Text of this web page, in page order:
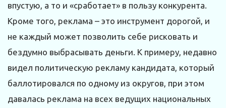
впустую, а то и «сработает» в пользу конкурента.
Кроме того, реклама – это инструмент дорогой, и
не каждый может позволить себе рисковать и
бездумно выбрасывать деньги. К примеру, недавно
видел политическую рекламу кандидата, который
баллотировался по одному из округов, при этом
давалась реклама на всех ведущих национальных